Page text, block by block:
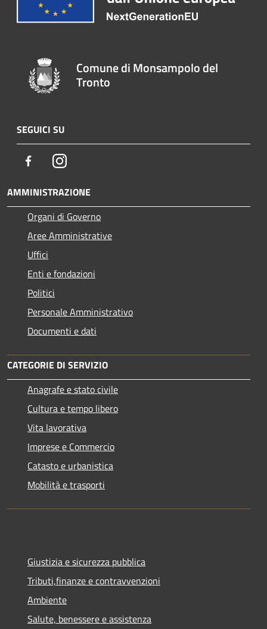
Comune di Monsampolo del
Tronto
SEGUICI SU
FacebookInstagram
AMMINISTRAZIONE
Organi di Governo
Aree Amministrative
Uffici
Enti e fondazioni
Politici
Personale Amministrativo
Documenti e dati
CATEGORIE DI SERVIZIO
Anagrafe e stato civile
Cultura e tempo libero
Vita lavorativa
Imprese e Commercio
Catasto e urbanistica
Mobilità e trasporti
Giustizia e sicurezza pubblica
Tributi,finanze e contravvenzioni
Ambiente
Salute, benessere e assistenza